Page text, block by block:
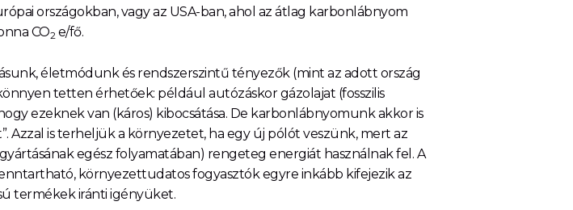
országokban, vagy az USA-ban, ahol az átlag karbonlábnyom
CO2 e/fő.
életmódunk és rendszerszintű tényezők (mint az adott ország
tetten érhetőek: például autózáskor gázolajat (fosszilis
ezeknek van (káros) kibocsátása. De karbonlábnyomunk akkor is
Azzal is terheljük a környezetet, ha egy új pólót veszünk, mert az
egész folyamatában) rengeteg energiát használnak fel. A
környezettudatos fogyasztók egyre inkább kifejezik az
termékek iránti igényüket.